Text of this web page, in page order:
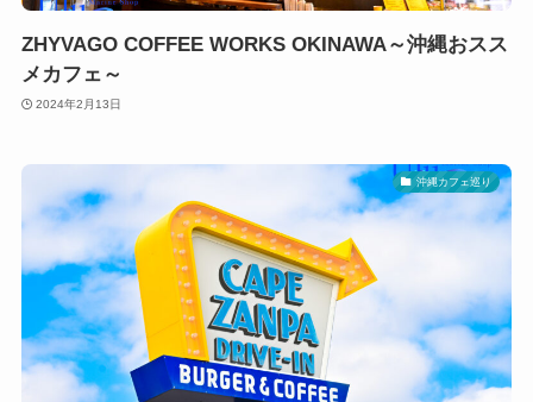
ZHYVAGO COFFEE WORKS OKINAWA～沖縄おスス
メカフェ～
2024年2月13日
沖縄カフェ巡り